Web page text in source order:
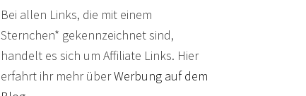
Bei allen Links, die mit einem
Sternchen* gekennzeichnet sind,
handelt es sich um Affiliate Links. Hier
erfahrt ihr mehr überWerbung auf dem